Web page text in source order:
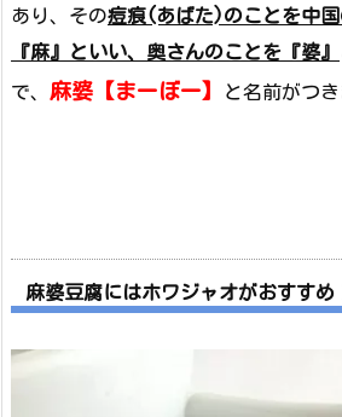
あり、その痘痕(あばた)のことを中
『麻』といい、 奥さんのことを『婆』
で、 麻婆【まーぼー】 と名前がつき
麻婆豆腐にはホワジャオがおすすめ